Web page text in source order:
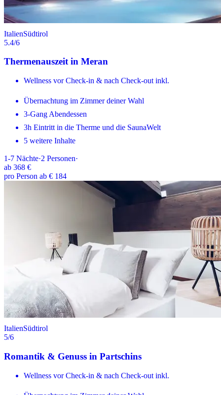
ItalienSüdtirol
5.4/6
Thermenauszeit in Meran
Wellness vor Check-in & nach Check-out inkl.
Übernachtung im Zimmer deiner Wahl
3-Gang Abendessen
3h Eintritt in die Therme und die SaunaWelt
5 weitere Inhalte
1-7 Nächte·2 Personen·
ab 368 €
pro Person ab € 184
ItalienSüdtirol
5/6
Romantik & Genuss in Partschins
Wellness vor Check-in & nach Check-out inkl.